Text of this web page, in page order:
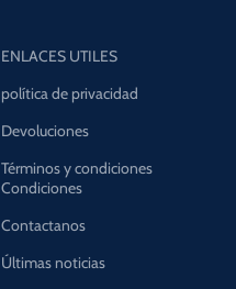
ENLACES UTILES
política de privacidad
Devoluciones
Términos y condiciones
Condiciones
Contactanos
Últimas noticias